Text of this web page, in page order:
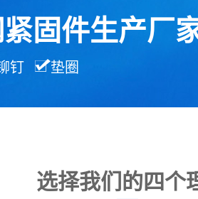
固件生产厂
钉 垫圈
选择我们的四个